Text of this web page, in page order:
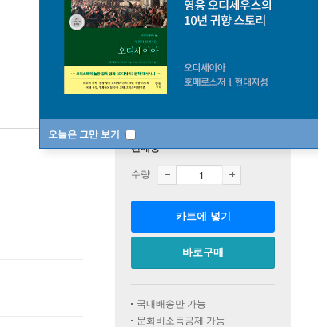
오늘은 그만 보기
판매중
수량
카트에 넣기
바로구매
국내배송만 가능
문화비소득공제 가능